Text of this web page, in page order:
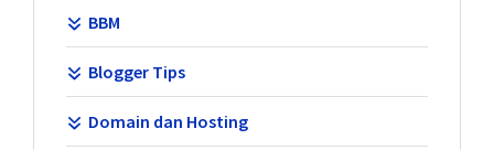
BBM
Blogger Tips
Domain dan Hosting